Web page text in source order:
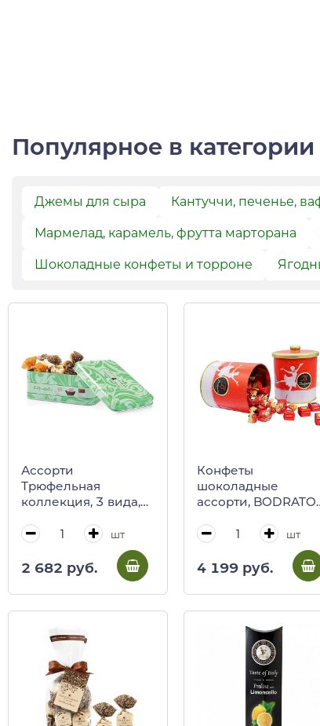
Популярное в категории
Джемы для сыра Кантуччи, печенье,
Мармелад, карамель, фрутта марторана
Шоколадные конфеты и торроне
Ассорти
Трюфельная
коллекция, 3 вида,
PIEMONTESE, 140 г
(зеленая с рисунком
ж/б)
шт
2 682 руб.
Конфеты
шоколадные
ассорти, BODRATO
(новогодняя ж/б)
шт
4 199 руб.